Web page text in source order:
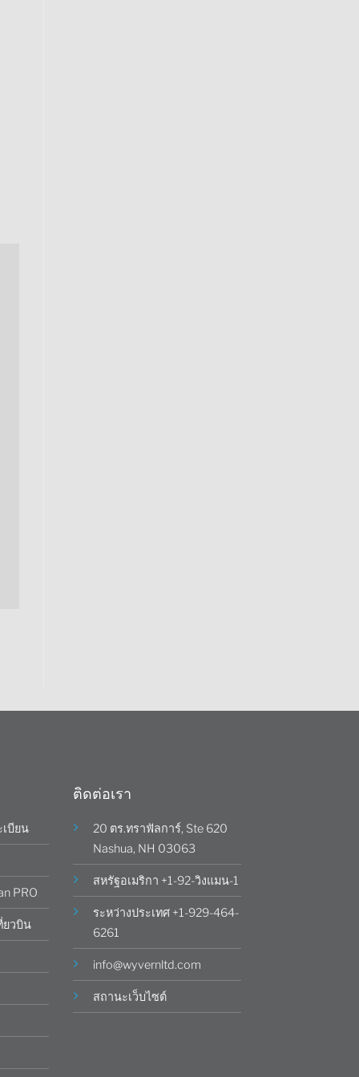
บียน
PRO
ยวบิน
ติดต่อเรา
20 ตร.ทราฟัลการ์, Ste 620
Nashua, NH 03063
สหรัฐอเมริกา +1-92-วิงแมน-1
ระหว่างประเทศ +1-929-464-
6261
info@wyvernltd.com
สถานะเว็บไซต์